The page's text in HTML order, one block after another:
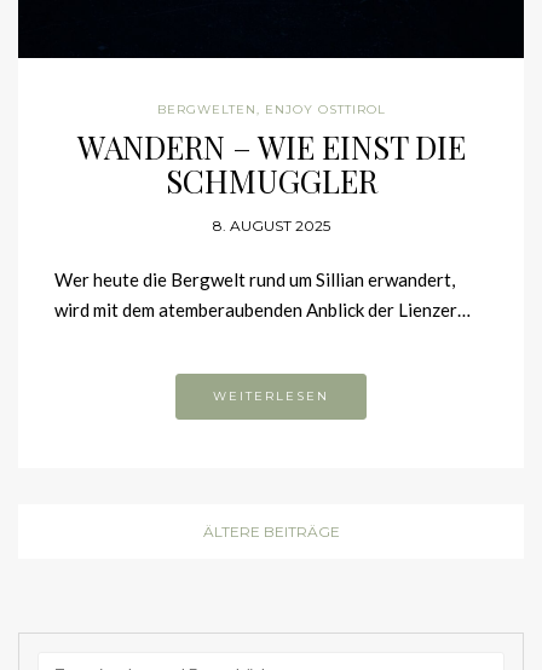
WANDERN – WIE EINST DIE
SCHMUGGLER
mit dem atemberaubenden Anblick der Lienzer…
WEITERLESEN